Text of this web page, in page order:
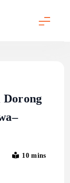
Dorong
10 mins